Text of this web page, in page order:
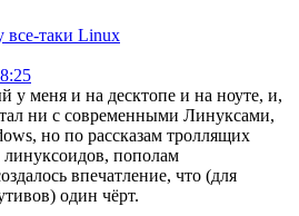
все-таки Linux
у меня и на десктопе и на ноуте, и,
ни с современными Линуксами,
но по рассказам троллящих
пополам
впечатление, что (для
один чёрт.